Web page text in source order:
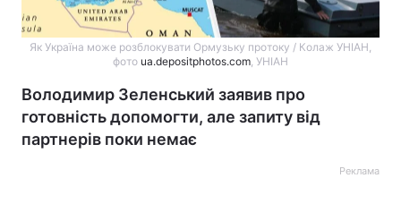
Як Україна може розблокувати Ормузьку протоку / Колаж УНІАН,
фото ua.depositphotos.com, УНІАН
Володимир Зеленський заявив про
готовність допомогти, але запиту від
партнерів поки немає
Реклама